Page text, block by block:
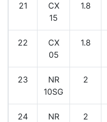
21
CX
15
1.8
22
CX
05
1.8
23
NR
10SG
2
24
NR
2